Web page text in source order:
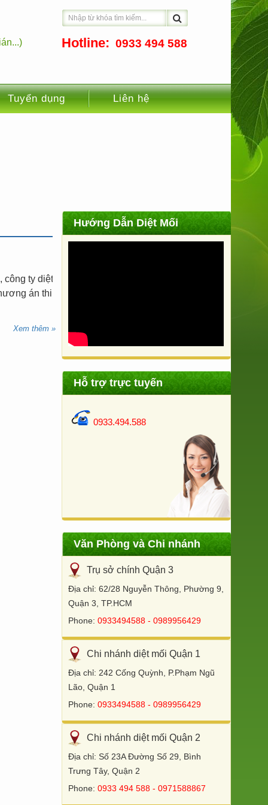
Hotline: 0933 494 588
Tuyển dụng Liên hệ
công ty diệt
án thi
Xem thêm »
Hướng Dẫn Diệt Mối
Hỗ trợ trực tuyến
0933.494.588
Văn Phòng và Chi nhánh
Trụ sở chính Quận 3
Địa chỉ: 62/28 Nguyễn Thông, Phường 9,
Quận 3, TP.HCM
Phone:0933494588 - 0989956429
Chi nhánh diệt mối Quận 1
Địa chỉ: 242 Cống Quỳnh, P.Phạm Ngũ
Lão, Quận 1
Phone:0933494588 - 0989956429
Chi nhánh diệt mối Quận 2
Địa chỉ: Số 23A Đường Số 29, Bình
Trưng Tây, Quận 2
Phone:0933 494 588 - 0971588867